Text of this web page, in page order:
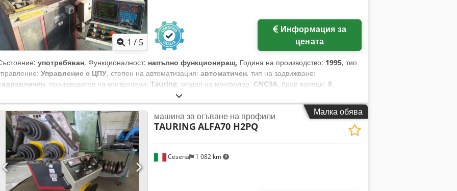
1 / 5
цената
употребяван, Функционалност: напълно функциониращ, Година на производство: 1995, тип
Управление с ЦПУ, степен на автоматизация: автоматичен, тип на задвижване:
, производител на контролери: Tauring, модел на контролер: CNC3A, брой валяци: 8,
6 kW (8,16 к.с.)
50 Hz, Оборудване:авариен стоп, документация / ръководство, закалени валяци, крачено
дистанционно управление, Машина за огъване на тръби и профили, Tauring Slalom 60-3A 8 вала за
огъване вляво и вдясно Работа в ръчен режим и автоматичен програмен режим с цифров дисплей
Програмируемо огъване с едно преминаване в различни равнини Програмируем манипулатор „завъртащ
тръби“ Подаващо устройство за тръби с дължина 12 метра Включва няколко комплекта валове за тръби с
диаметър от 14 до 60 мм Dcedpfezi Ew Rjx Apiek 8 вала във всеки комплект = общо 140 вала. Захранване,
въртящ момент 3 kW, напрежение променлив ток 400/50 Хидравлично задвижване за огъване, мощност
2,2 kW.
Малка обява
Cesena 1 082 km
машина за огъване на профили
TAURING ALFA70 H2PQ